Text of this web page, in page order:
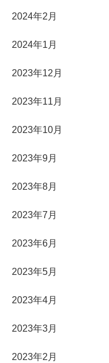
2024年2月
2024年1月
2023年12月
2023年11月
2023年10月
2023年9月
2023年8月
2023年7月
2023年6月
2023年5月
2023年4月
2023年3月
2023年2月